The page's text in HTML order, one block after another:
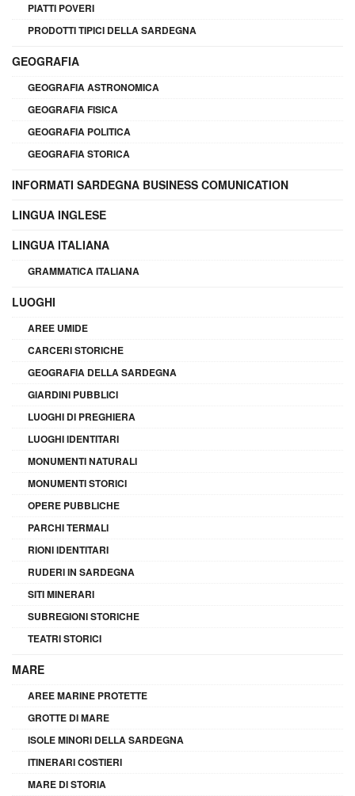
PIATTI POVERI
PRODOTTI TIPICI DELLA SARDEGNA
GEOGRAFIA
GEOGRAFIA ASTRONOMICA
GEOGRAFIA FISICA
GEOGRAFIA POLITICA
GEOGRAFIA STORICA
INFORMATI SARDEGNA BUSINESS COMUNICATION
LINGUA INGLESE
LINGUA ITALIANA
GRAMMATICA ITALIANA
LUOGHI
AREE UMIDE
CARCERI STORICHE
GEOGRAFIA DELLA SARDEGNA
GIARDINI PUBBLICI
LUOGHI DI PREGHIERA
LUOGHI IDENTITARI
MONUMENTI NATURALI
MONUMENTI STORICI
OPERE PUBBLICHE
PARCHI TERMALI
RIONI IDENTITARI
RUDERI IN SARDEGNA
SITI MINERARI
SUBREGIONI STORICHE
TEATRI STORICI
MARE
AREE MARINE PROTETTE
GROTTE DI MARE
ISOLE MINORI DELLA SARDEGNA
ITINERARI COSTIERI
MARE DI STORIA